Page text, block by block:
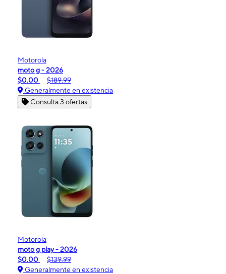
Motorola
moto g - 2026
$0.00
$189.99
Generalmente en existencia
Consulta 3 ofertas
Motorola
moto g play - 2026
$0.00
$139.99
Generalmente en existencia